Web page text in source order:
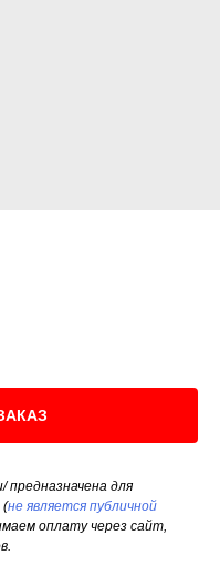
предназначена для
(не является публичной
оплату через сайт,